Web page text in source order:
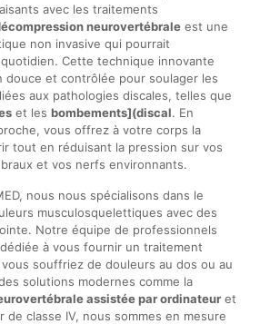
avec les traitements
neurovertébraleest une
non invasive qui pourrait
Cette technique innovante
douce et contrôlée pour soulager les
aux pathologies discales, telles que
et les bombements](discal. En
vous offrez à votre corps la
tout en réduisant la pression sur vos
et vos nerfs environnants.
nous nous spécialisons dans le
musculosquelettiques avec des
Notre équipe de professionnels
à vous fournir un traitement
souffriez de douleurs au dos ou au
solutions modernes comme la
assistée par ordinateuret
de classe IV, nous sommes en mesure